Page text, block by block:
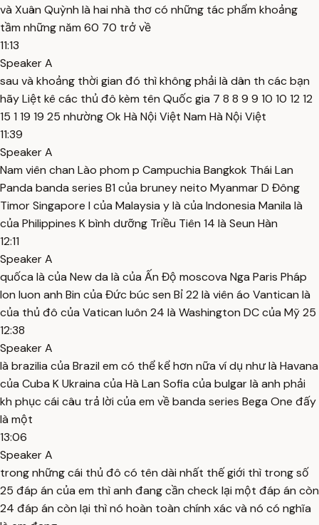
và Xuân Quỳnh là hai nhà thơ có những tác phẩm khoảng
tầm những năm 60 70 trở về
11:13
Speaker A
sau và khoảng thời gian đó thì không phải là dân th các bạn
hãy Liệt kê các thủ đô kèm tên Quốc gia 7 8 8 9 9 10 10 12 12
15 1 19 19 25 nhường Ok Hà Nội Việt Nam Hà Nội Việt
11:39
Speaker A
Nam viên chan Lào phom p Campuchia Bangkok Thái Lan
Panda banda series B1 của bruney neito Myanmar D Đông
Timor Singapore l của Malaysia y là của Indonesia Manila là
của Philippines K bình dưỡng Triều Tiên 14 là Seun Hàn
12:11
Speaker A
quốca là của New da là của Ấn Độ moscova Nga Paris Pháp
lon luon anh Bin của Đức búc sen Bỉ 22 là viên áo Vantican là
của thủ đô của Vatican luôn 24 là Washington DC của Mỹ 25
12:38
Speaker A
là brazilia của Brazil em có thể kể hơn nữa ví dụ như là Havana
của Cuba K Ukraina của Hà Lan Sofia của bulgar là anh phải
kh phục cái câu trả lời của em về banda series Bega One đấy
là một
13:06
Speaker A
trong những cái thủ đô có tên dài nhất thế giới thì trong số
25 đáp án của em thì anh đang cần check lại một đáp án còn
24 đáp án còn lại thì nó hoàn toàn chính xác và nó có nghĩa